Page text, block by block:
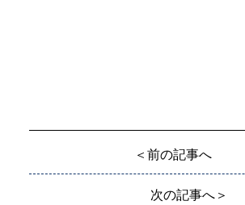
＜前の記事へ
次の記事へ＞